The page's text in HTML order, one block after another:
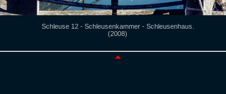
Schleuse 12 - Schleusenkammer - Schleusenhaus.
(2008)